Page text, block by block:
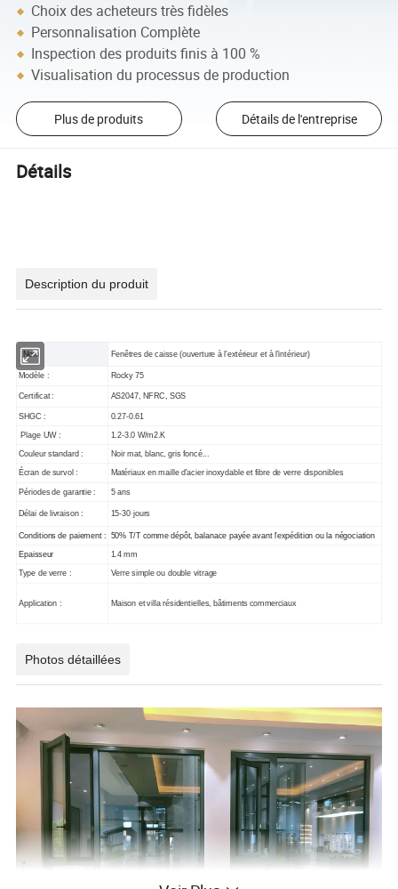
Choix des acheteurs très fidèles
Personnalisation Complète
Inspection des produits finis à 100 %
Visualisation du processus de production
Plus de produits Détails de l'entreprise
Détails
Description du produit
Nom Fenêtres de caisse (ouverture à l'extérieur et à l'intérieur)
Modèle : Rocky 75
Certificat : AS2047, NFRC, SGS
SHGC : 0.27-0.61
Plage UW : 1.2-3.0 W/m2.K
Couleur standard : Noir mat, blanc, gris foncé...
Écran de survol : Matériaux en maille d'acier inoxydable et fibre de verre disponibles
Périodes de garantie : 5 ans
Délai de livraison : 15-30 jours
Conditions de paiement : 50% T/T comme dépôt, balanace payée avant l'expédition ou la négociation
Epaisseur 1.4 mm
Type de verre : Verre simple ou double vitrage
Application : Maison et villa résidentielles, bâtiments commerciaux
Photos détaillées